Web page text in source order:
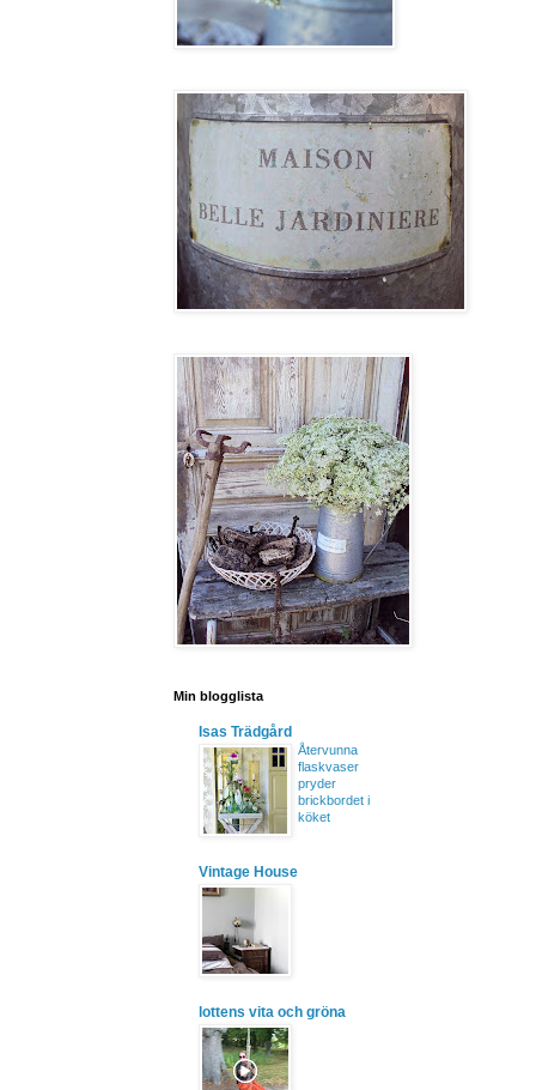
Min blogglista
Isas Trädgård
Återvunna
flaskvaser
pryder
brickbordet i
köket
Vintage House
lottens vita och gröna